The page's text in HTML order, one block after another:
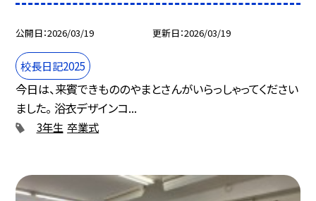
公開日 2026/03/19 更新日 2026/03/19
校長日記2025
今日は、来賓できもののやまとさんがいらっしゃってください
ました。 浴衣デザインコ...
3年生 卒業式